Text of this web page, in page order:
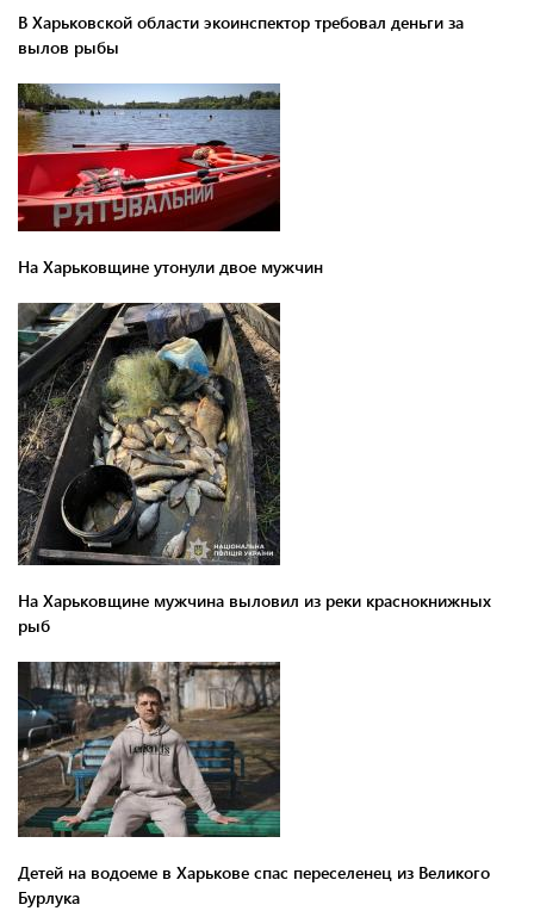
В Харьковской области экоинспектор требовал деньги за
вылов рыбы
На Харьковщине утонули двое мужчин
На Харьковщине мужчина выловил из реки краснокнижных
рыб
Детей на водоеме в Харькове спас переселенец из Великого
Бурлука